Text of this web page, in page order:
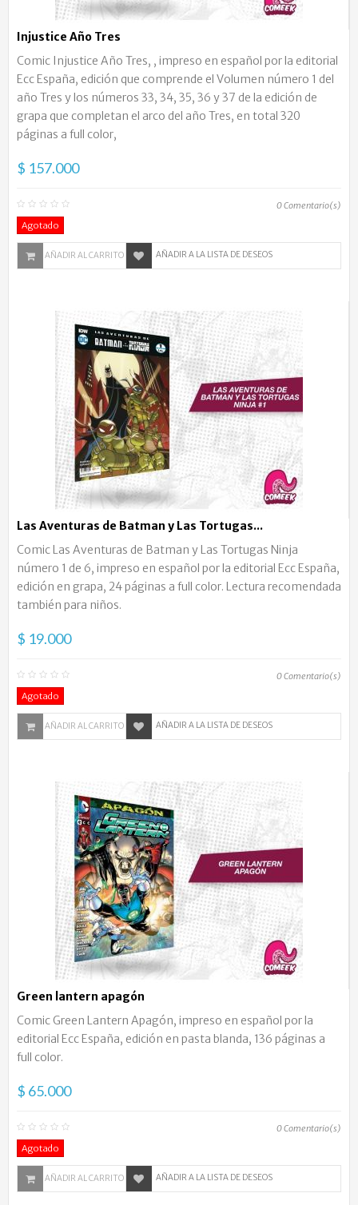
Injustice Año Tres
Comic Injustice Año Tres, , impreso en español por la editorial
Ecc España, edición que comprende el Volumen número 1 del
año Tres y los números 33, 34, 35, 36 y 37 de la edición de
grapa que completan el arco del año Tres, en total 320
páginas a full color,
$ 157.000
0Comentario(s)
Agotado
AÑADIR AL CARRITO AÑADIR A LA LISTA DE DESEOS
Las Aventuras de Batman y Las Tortugas...
Comic Las Aventuras de Batman y Las Tortugas Ninja
número 1 de 6, impreso en español por la editorial Ecc España,
edición en grapa, 24 páginas a full color. Lectura recomendada
también para niños.
$ 19.000
0Comentario(s)
Agotado
AÑADIR AL CARRITO AÑADIR A LA LISTA DE DESEOS
Green lantern apagón
Comic Green Lantern Apagón, impreso en español por la
editorial Ecc España, edición en pasta blanda, 136 páginas a
full color.
$ 65.000
0Comentario(s)
Agotado
AÑADIR AL CARRITO AÑADIR A LA LISTA DE DESEOS